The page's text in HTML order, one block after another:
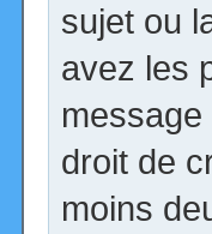
sujet ou
avez les
droit de
moins